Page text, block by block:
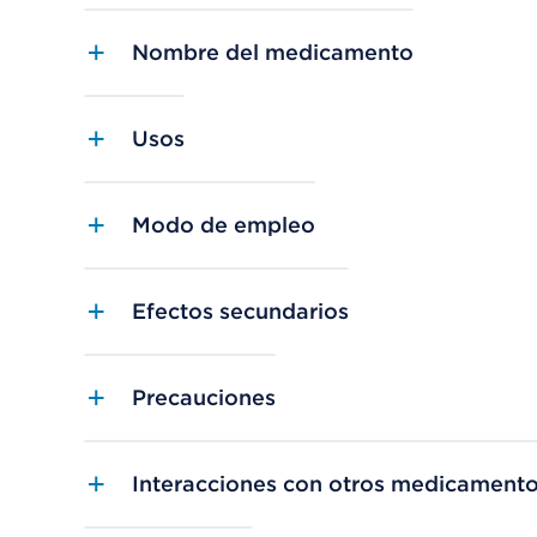
Nombre del medicamento
Usos
Modo de empleo
Efectos secundarios
Precauciones
Interacciones con otros